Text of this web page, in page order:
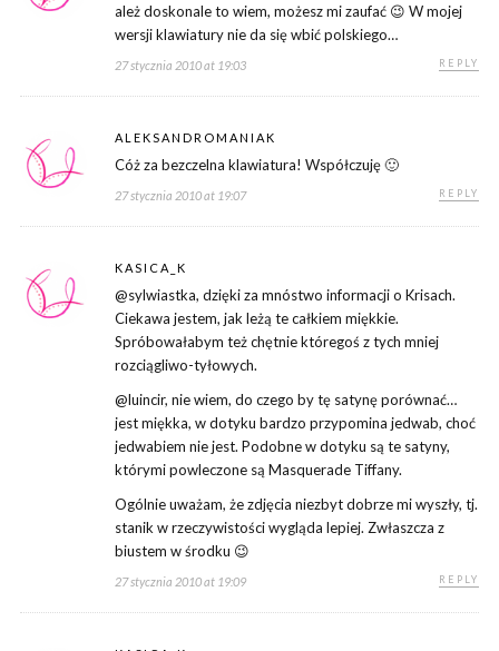
ależ doskonale to wiem, możesz mi zaufać 😉 W mojej
wersji klawiatury nie da się wbić polskiego…
27 stycznia 2010 at 19:03 REPLY
ALEKSANDROMANIAK
Cóż za bezczelna klawiatura! Współczuję 🙂
27 stycznia 2010 at 19:07 REPLY
KASICA_K
@sylwiastka, dzięki za mnóstwo informacji o Krisach.
Ciekawa jestem, jak leżą te całkiem miękkie.
Spróbowałabym też chętnie któregoś z tych mniej
rozciągliwo-tyłowych.
@luincir, nie wiem, do czego by tę satynę porównać…
jest miękka, w dotyku bardzo przypomina jedwab, choć
jedwabiem nie jest. Podobne w dotyku są te satyny,
którymi powleczone są Masquerade Tiffany.
Ogólnie uważam, że zdjęcia niezbyt dobrze mi wyszły, tj.
stanik w rzeczywistości wygląda lepiej. Zwłaszcza z
biustem w środku 😉
27 stycznia 2010 at 19:09 REPLY